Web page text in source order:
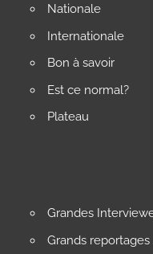
Nationale
Internationale
Bon à savoir
Est ce normal?
Plateau
Grandes
Grands reportages